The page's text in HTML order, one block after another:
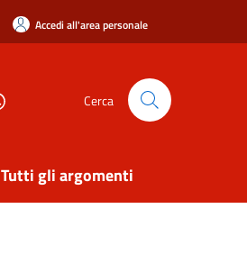
Accedi all'area personale
Cerca
Tutti gli argomenti